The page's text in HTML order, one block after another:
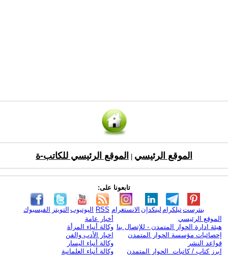
الموقع الرئيسي الموقع الرئيسي للكاتب-ة
تابعونا على:
الفيسبوك التويتر اليوتيوب RSS الانستغرام لينكدإن تيلكرامبنترست
الموقع الرئيسي
هيئة ادارة الحوار المتمدن - للإتصال بنا
إحصائيات مؤسسة الحوار المتمدن
قواعد النشر
ابرز كتاب / كاتبات الحوار المتمدن
أخبار عامة
وكالة أنباء المرأة
اخبار الأدب والفن
وكالة أنباء اليسار
وكالة أنباء العلمانية